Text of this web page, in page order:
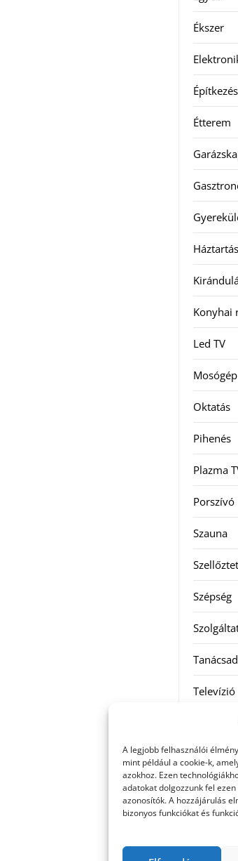
A legjobb felhasználói
mint például a cookie-k,
azokhoz. Ezen
adatokat dolgozzunk fel
azonosítók. A hozzájárulás
bizonyos funkciókat és
Ékszer
Építkezés
Étterem
Konyhai
Led TV
Mosógép
Oktatás
Pihenés
Plazma
Porszívó
Szauna
Szépség
Televízió
Webshop
Címkék